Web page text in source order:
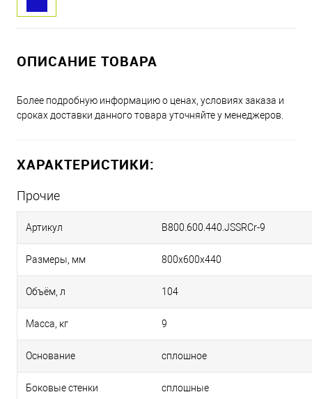
ОПИСАНИЕ ТОВАРА
Более подробную информацию о ценах, условиях заказа и
сроках доставки данного товара уточняйте у менеджеров.
ХАРАКТЕРИСТИКИ:
Прочие
Артикул B800.600.440.JSSRCr-9
Размеры, мм 800х600х440
Объём, л 104
Масса, кг 9
Основание сплошное
Боковые стенки сплошные